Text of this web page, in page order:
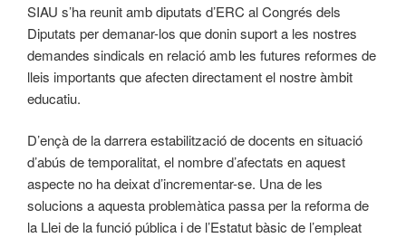
SIAU s’ha reunit amb diputats d’ERC al Congrés dels
Diputats per demanar-los que donin suport a les nostres
demandes sindicals en relació amb les futures reformes de
lleis importants que afecten directament el nostre àmbit
educatiu.
D’ençà de la darrera estabilització de docents en situació
d’abús de temporalitat, el nombre d’afectats en aquest
aspecte no ha deixat d’incrementar-se. Una de les
solucions a aquesta problemàtica passa per la reforma de
la Llei de la funció pública i de l’Estatut bàsic de l’empleat